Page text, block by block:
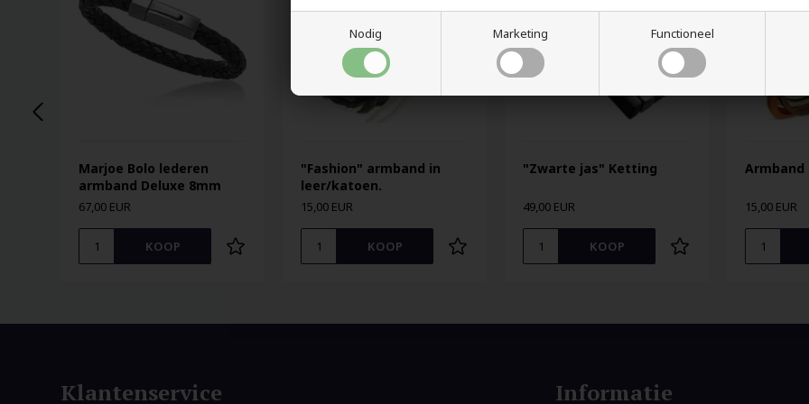
Nodig Marketing Functioneel
Marjoe Bolo lederen
armband Deluxe 8mm
67,00 EUR
"Fashion" armband in
leer/katoen.
15,00 EUR
"Zwarte jas" Ketting
49,00 EUR
Armband
15,00 EUR
Klantenservice Informatie